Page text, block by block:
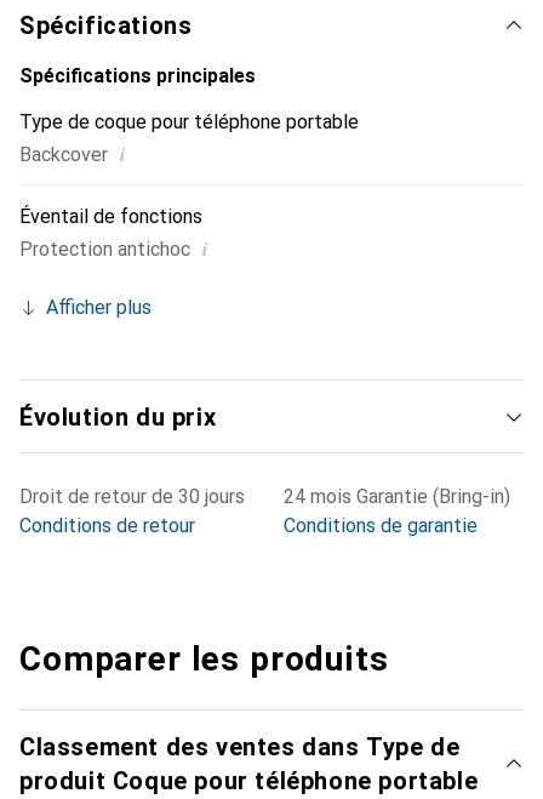
exigeante.
Spécifications
Spécifications principales
Type de coque pour téléphone portable
Backcover i
Éventail de fonctions
Protection antichoc i
Afficher plus
Évolution du prix
Droit de retour de 30 jours
Conditions de retour
24 mois Garantie (Bring-in)
Conditions de garantie
Comparer les produits
Classement des ventes dans Type de
produit Coque pour téléphone portable